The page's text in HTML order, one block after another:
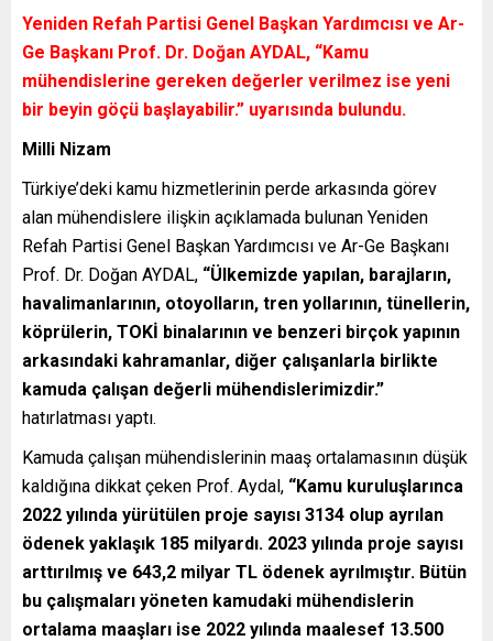
Yeniden Refah Partisi Genel Başkan Yardımcısı ve Ar-
Ge Başkanı Prof. Dr. Doğan AYDAL, “Kamu
mühendislerine gereken değerler verilmez ise yeni
bir beyin göçü başlayabilir.” uyarısında bulundu.
Milli Nizam
Türkiye’deki kamu hizmetlerinin perde arkasında görev
alan mühendislere ilişkin açıklamada bulunan Yeniden
Refah Partisi Genel Başkan Yardımcısı ve Ar-Ge Başkanı
Prof. Dr. Doğan AYDAL, “Ülkemizde yapılan, barajların,
havalimanlarının, otoyolların, tren yollarının, tünellerin,
köprülerin, TOKİ binalarının ve benzeri birçok yapının
arkasındaki kahramanlar, diğer çalışanlarla birlikte
kamuda çalışan değerli mühendislerimizdir.”
hatırlatması yaptı.
Kamuda çalışan mühendislerinin maaş ortalamasının düşük
kaldığına dikkat çeken Prof. Aydal, “Kamu kuruluşlarınca
2022 yılında yürütülen proje sayısı 3134 olup ayrılan
ödenek yaklaşık 185 milyardı. 2023 yılında proje sayısı
arttırılmış ve 643,2 milyar TL ödenek ayrılmıştır. Bütün
bu çalışmaları yöneten kamudaki mühendislerin
ortalama maaşları ise 2022 yılında maalesef 13.500